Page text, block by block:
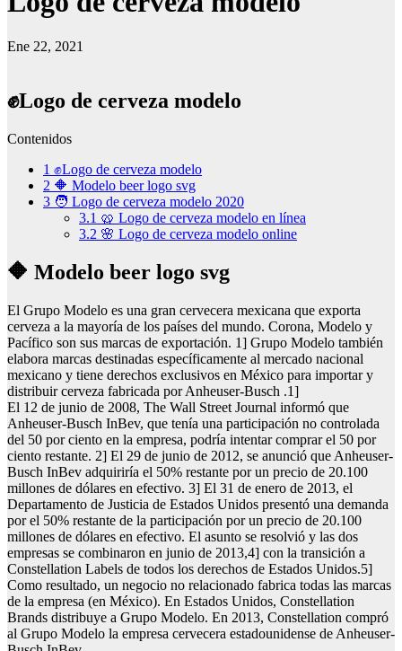
Ene 22, 2021
✊Logo de cerveza modelo
Contenidos
1 ✊Logo de cerveza modelo
2 🔶 Modelo beer logo svg
3 🧑 Logo de cerveza modelo 2020
3.1 🥨 Logo de cerveza modelo en línea
3.2 🌸 Logo de cerveza modelo online
🔶 Modelo beer logo svg
El Grupo Modelo es una gran cervecera mexicana que exporta
cerveza a la mayoría de los países del mundo. Corona, Modelo y
Pacífico son sus marcas de exportación. 1] Grupo Modelo también
elabora marcas destinadas específicamente al mercado nacional
mexicano y tiene derechos exclusivos en México para importar y
distribuir cerveza fabricada por Anheuser-Busch .1]
El 12 de junio de 2008, The Wall Street Journal informó que
Anheuser-Busch InBev, que tenía una participación no controlada
del 50 por ciento en la empresa, podría intentar comprar el 50 por
ciento restante. 2] El 29 de junio de 2012, se anunció que Anheuser-
Busch InBev adquiriría el 50% restante por un precio de 20.100
millones de dólares en efectivo. 3] El 31 de enero de 2013, el
Departamento de Justicia de Estados Unidos presentó una demanda
por el 50% restante de la participación por un precio de 20.100
millones de dólares en efectivo. El asunto se resolvió y las dos
empresas se combinaron en junio de 2013,4] con la transición a
Constellation Labels de todos los derechos de Estados Unidos.5]
Como resultado, un negocio no relacionado fabrica todas las marcas
de la empresa (en México). En Estados Unidos, Constellation
Brands distribuye a Grupo Modelo. En 2013, Constellation compró
al Grupo Modelo la empresa cervecera estadounidense de Anheuser-